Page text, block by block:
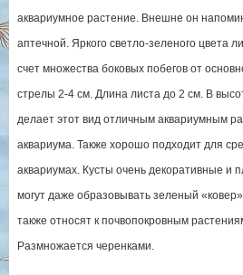
аквариумное растение. Внешне он
аптечной. Яркого светло-зеленого цвета
счет множества боковых побегов от
стрелы 2-4 см. Длина листа до 2 см. В
делает этот вид отличным аквариумным
аквариума. Также хорошо подходит для
аквариумах. Кусты очень декоративные и
могут даже образовывать зеленый
также относят к почвопокровным
Размножается черенками.